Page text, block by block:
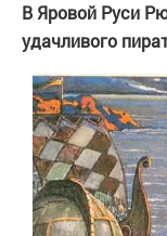
В Яровой Руси
удачливого